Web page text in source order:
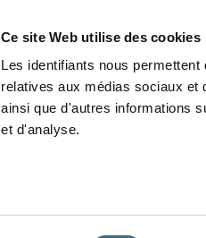
Ce site Web utilise des cookies
Les identifiants nous
relatives aux médias sociaux et
ainsi que d'autres informations
et d'analyse.